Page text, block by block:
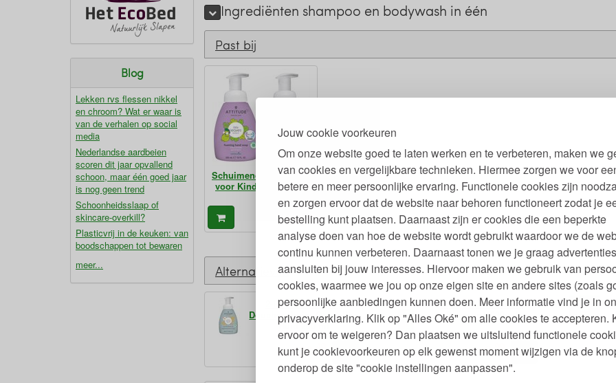
Jouw cookie voorkeuren
Om onze website goed te laten werken en te verbeteren, maken we
van cookies en vergelijkbare technieken. Hiermee zorgen we voor
betere en meer persoonlijke ervaring. Functionele cookies zijn
en zorgen ervoor dat de website naar behoren functioneert zodat je
bestelling kunt plaatsen. Daarnaast zijn er cookies die een beperkte
analyse doen van hoe de website wordt gebruikt waardoor we de
continu kunnen verbeteren. Daarnaast tonen we je graag
aansluiten bij jouw interesses. Hiervoor maken we gebruik van
cookies, waarmee we jou op onze eigen site en andere sites (zoals
persoonlijke aanbiedingen kunnen doen. Meer informatie vind je in
privacyverklaring. Klik op "Alles Oké" om alle cookies te accepteren.
ervoor om te weigeren? Dan plaatsen we uitsluitend functionele
kunt je cookievoorkeuren op elk gewenst moment wijzigen via de
onderop de site "cookie instellingen aanpassen".
Blog
Lekken rvs flessen nikkel
en chroom? Wat er waar is
van de verhalen op social
media
Nederlandse aardbeien
scoren dit jaar opvallend
schoon, maar één goed jaar
is nog geen trend
Schoonheidsslaap of
skincare-overkill?
Plasticvrij in de keuken: van
boodschappen tot bewaren
meer...
Ingrediënten shampoo en bodywash in één
Past bij
Schuimende Handzeep
voor Kinderen 295 ml
€6,99
Alternatieven
2-in-1 Hair & Body
Doucheschuim Gevoelige
Huid 250 ml
€ 12,
Baby Haar en Body
Shampoo 200 ml
€8,